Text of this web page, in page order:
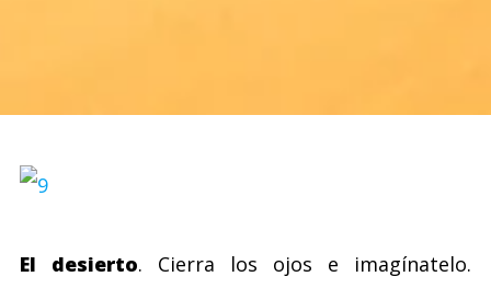
El desierto. Cierra los ojos e imagínatelo.